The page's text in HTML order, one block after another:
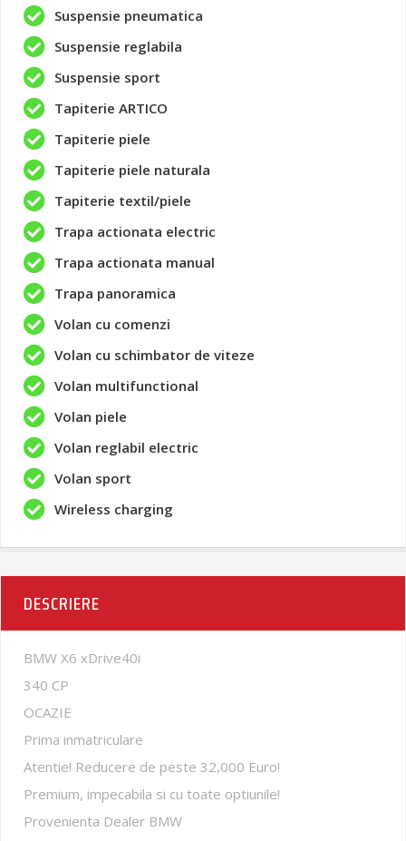
Suspensie pneumatica
Suspensie reglabila
Suspensie sport
Tapiterie ARTICO
Tapiterie piele
Tapiterie piele naturala
Tapiterie textil/piele
Trapa actionata electric
Trapa actionata manual
Trapa panoramica
Volan cu comenzi
Volan cu schimbator de viteze
Volan multifunctional
Volan piele
Volan reglabil electric
Volan sport
Wireless charging
DESCRIERE
BMW X6 xDrive40i
340 CP
OCAZIE
Prima inmatriculare
Atentie! Reducere de peste 32,000 Euro!
Premium, impecabila si cu toate optiunile!
Provenienta Dealer BMW